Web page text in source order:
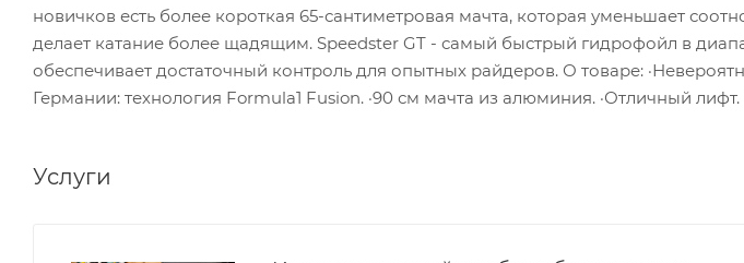
новичков есть более короткая 65-сантиметровая мачта, которая уменьшает
делает катание более щадящим. Speedster GT - самый быстрый гидрофойл в
обеспечивает достаточный контроль для опытных райдеров. О товаре:
Германии: технология Formula1 Fusion. ·90 см мачта из алюминия. ·Отличный лифт.
Услуги